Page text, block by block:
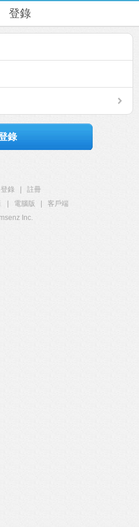
登錄
錄
登錄
註冊
電腦版
客戶端
Inc.